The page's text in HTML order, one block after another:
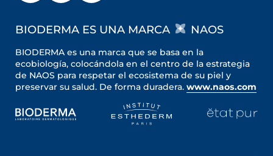
BIODERMA ES UNA MARCA NAOS
BIODERMA es una marca que se basa en la
ecobiología, colocándola en el centro de la estrategia
de NAOS para respetar el ecosistema de su piel y
preservar su salud. De forma duradera. www.naos.com